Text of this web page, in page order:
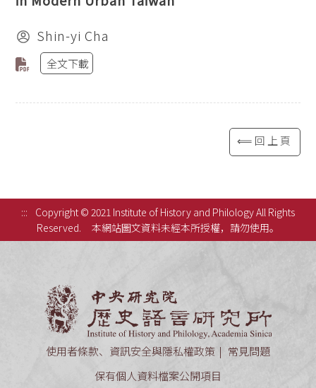
Shin-yi Cha
全文下載
⟸回上頁
:::
Copyright © 2021 Institute of History and Philology All Rights
Reserved.
本網站圖文資料未經本所授權，請勿使用。
使用者條款、資訊安全與隱私權政策
常見問題
保有個人資料檔案公開項目